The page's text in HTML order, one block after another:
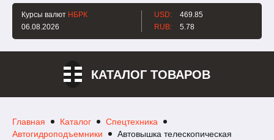
Курсы валют НБРК
06.08.2026
USD:
469.85
RUB:
5.78
КАТАЛОГ ТОВАРОВ
Главная Каталог
Спецтехника
Автогидроподъемники
Автовышка телескопическая